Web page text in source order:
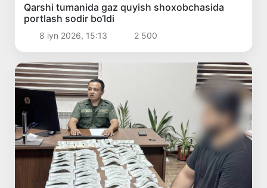
Qarshi tumanida gaz quyish shoxobchasida
portlash sodir bo‘ldi
8 iyn 2026, 15:13 2 500